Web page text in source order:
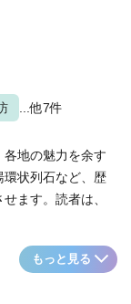
...他7件
地の魅力を余す
環状列石など、歴
ます。読者は、
もっと見る